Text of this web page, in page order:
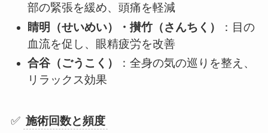
部の緊張を緩め、頭痛を軽減
睛明（せいめい）・攅竹（さんちく）
：目の
血流を促し、眼精疲労を改善
合谷（ごうこく）
：全身の気の巡りを整え、
リラックス効果
✅ 施術回数と頻度